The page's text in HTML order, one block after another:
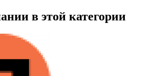
в этой категории